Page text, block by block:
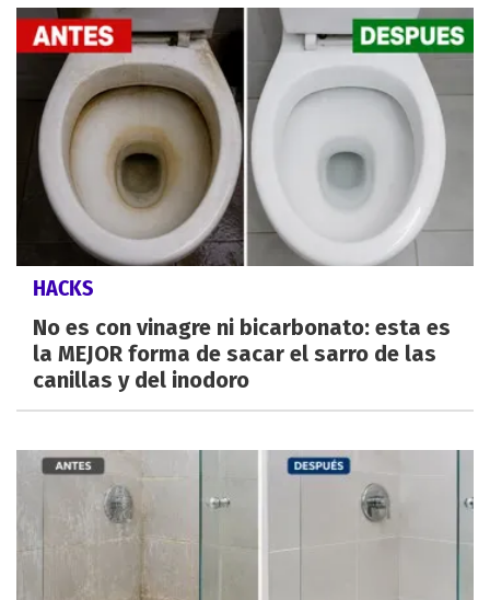
HACKS
No es con vinagre ni bicarbonato: esta es
la MEJOR forma de sacar el sarro de las
canillas y del inodoro